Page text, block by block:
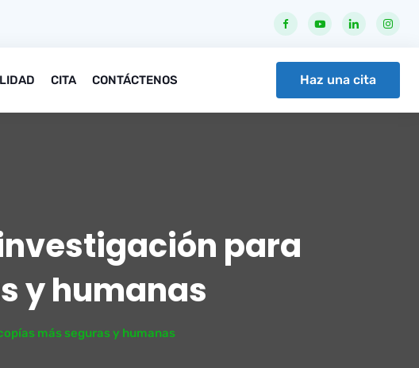
CITA CONTÁCTENOS Haz una cita
para
y humanas
más seguras y humanas